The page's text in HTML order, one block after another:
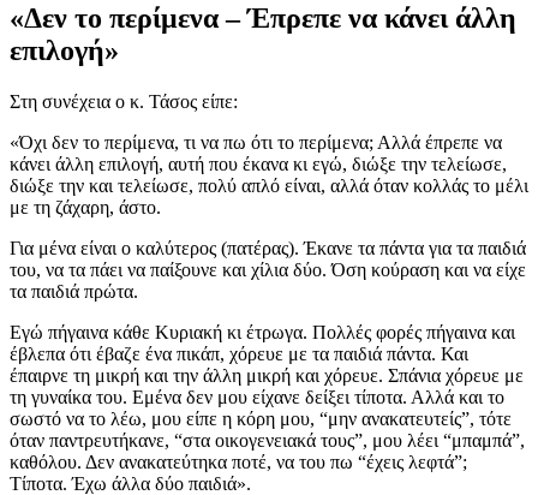
«Δεν το περίμενα – Έπρεπε να κάνει άλλη
επιλογή»
Στη συνέχεια ο κ. Τάσος είπε:
«Όχι δεν το περίμενα, τι να πω ότι το περίμενα; Αλλά έπρεπε να
κάνει άλλη επιλογή, αυτή που έκανα κι εγώ, διώξε την τελείωσε,
διώξε την και τελείωσε, πολύ απλό είναι, αλλά όταν κολλάς το μέλι
με τη ζάχαρη, άστο.
Για μένα είναι ο καλύτερος (πατέρας). Έκανε τα πάντα για τα παιδιά
του, να τα πάει να παίξουνε και χίλια δύο. Όση κούραση και να είχε
τα παιδιά πρώτα.
Εγώ πήγαινα κάθε Κυριακή κι έτρωγα. Πολλές φορές πήγαινα και
έβλεπα ότι έβαζε ένα πικάπ, χόρευε με τα παιδιά πάντα. Και
έπαιρνε τη μικρή και την άλλη μικρή και χόρευε. Σπάνια χόρευε με
τη γυναίκα του. Εμένα δεν μου είχανε δείξει τίποτα. Αλλά και το
σωστό να το λέω, μου είπε η κόρη μου, “μην ανακατευτείς”, τότε
όταν παντρευτήκανε, “στα οικογενειακά τους”, μου λέει “μπαμπά”,
καθόλου. Δεν ανακατεύτηκα ποτέ, να του πω “έχεις λεφτά”;
Τίποτα. Έχω άλλα δύο παιδιά».